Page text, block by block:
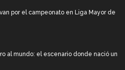
por el campeonato en Liga Mayor de
al mundo: el escenario donde nació un